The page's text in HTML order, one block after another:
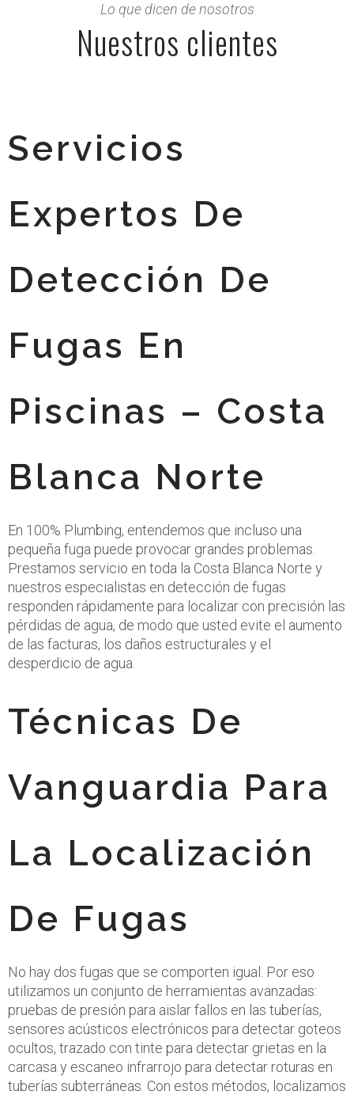
Lo que dicen de nosotros
Nuestros clientes
Servicios
Expertos De
Detección De
Fugas En
Piscinas – Costa
Blanca Norte
En 100% Plumbing, entendemos que incluso una
pequeña fuga puede provocar grandes problemas.
Prestamos servicio en toda la Costa Blanca Norte y
nuestros especialistas en detección de fugas
responden rápidamente para localizar con precisión las
pérdidas de agua, de modo que usted evite el aumento
de las facturas, los daños estructurales y el
desperdicio de agua.
Técnicas De
Vanguardia Para
La Localización
De Fugas
No hay dos fugas que se comporten igual. Por eso
utilizamos un conjunto de herramientas avanzadas:
pruebas de presión para aislar fallos en las tuberías,
sensores acústicos electrónicos para detectar goteos
ocultos, trazado con tinte para detectar grietas en la
carcasa y escaneo infrarrojo para detectar roturas en
tuberías subterráneas. Con estos métodos, localizamos